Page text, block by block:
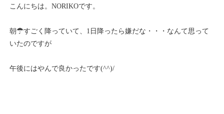
こんにちは。NORIKOです。
朝☂すごく降っていて、1日降ったら嫌だな・・・なんて思って
いたのですが
午後にはやんで良かったです(^^)/